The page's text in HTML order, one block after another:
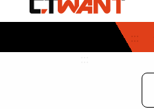
:::
社會首頁
時事